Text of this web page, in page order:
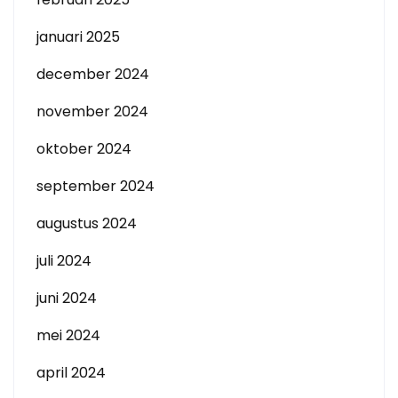
januari 2025
december 2024
november 2024
oktober 2024
september 2024
augustus 2024
juli 2024
juni 2024
mei 2024
april 2024